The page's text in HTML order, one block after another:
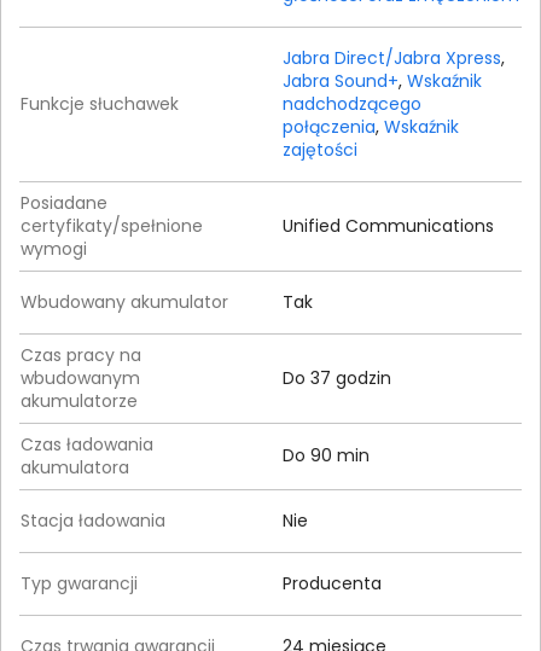
Funkcje słuchawek
Jabra Direct/Jabra Xpress,
Jabra Sound+, Wskaźnik
nadchodzącego
połączenia, Wskaźnik
zajętości
Posiadane
certyfikaty/spełnione
wymogi
Unified Communications
Wbudowany akumulator Tak
Czas pracy na
wbudowanym
akumulatorze
Do 37 godzin
Czas ładowania
akumulatora
Do 90 min
Stacja ładowania Nie
Typ gwarancji Producenta
Czas trwania gwarancji 24 miesiące